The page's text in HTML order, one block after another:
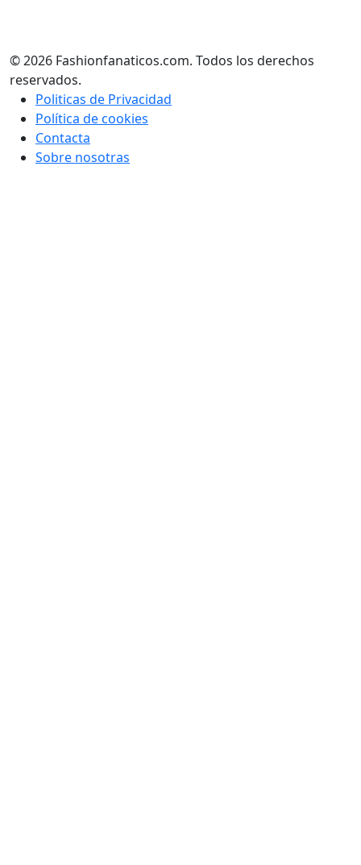
© 2026 Fashionfanaticos.com. Todos los derechos
reservados.
Politicas de Privacidad
Política de cookies
Contacta
Sobre nosotras